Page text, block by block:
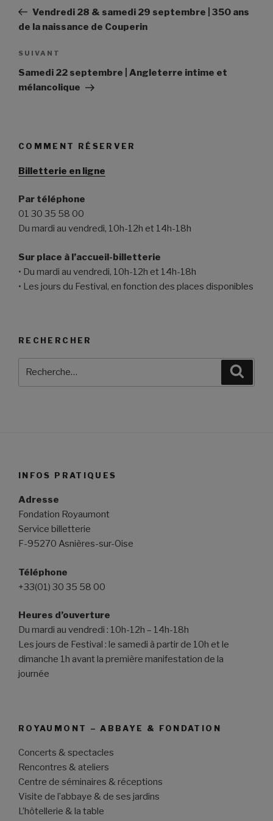
l’article
précédent
Vendredi 28 & samedi 29 septembre | 350 ans
de la naissance de Couperin
Article
suivant
SUIVANT
Samedi 22 septembre | Angleterre intime et
mélancolique
COMMENT RÉSERVER
Billetterie en ligne
Par téléphone
01 30 35 58 00
Du mardi au vendredi, 10h-12h et 14h-18h
Sur place à l’accueil-billetterie
• Du mardi au vendredi, 10h-12h et 14h-18h
• Les jours du Festival, en fonction des places disponibles
RECHERCHER
INFOS PRATIQUES
Adresse
Fondation Royaumont
Service billetterie
F-95270 Asnières-sur-Oise
Téléphone
+33(01) 30 35 58 00
Heures d’ouverture
Du mardi au vendredi : 10h-12h – 14h-18h
Les jours de Festival : le samedi à partir de 10h et le
dimanche 1h avant la première manifestation de la
journée
ROYAUMONT – ABBAYE & FONDATION
Concerts & spectacles
Rencontres & ateliers
Centre de séminaires & réceptions
Visite de l’abbaye & de ses jardins
L’hôtellerie & la table